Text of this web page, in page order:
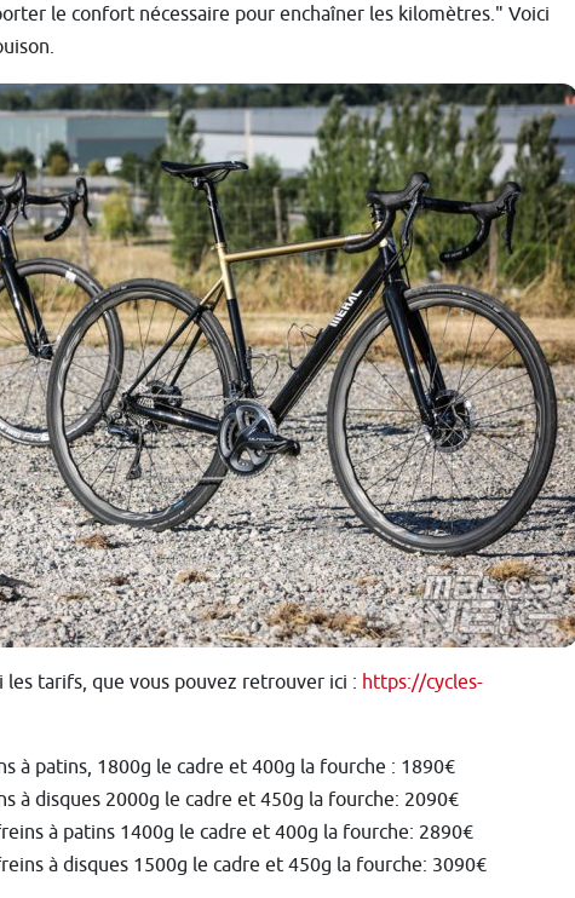
le confort nécessaire pour enchaîner les kilomètres." Voici
les tarifs, que vous pouvez retrouver ici : https://cycles-
à patins, 1800g le cadre et 400g la fourche : 1890€
à disques 2000g le cadre et 450g la fourche: 2090€
à patins 1400g le cadre et 400g la fourche: 2890€
à disques 1500g le cadre et 450g la fourche: 3090€